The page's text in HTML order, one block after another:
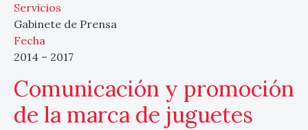
Servicios
Gabinete de Prensa
Fecha
2014 – 2017
Comunicación y promoción
de la marca de juguetes